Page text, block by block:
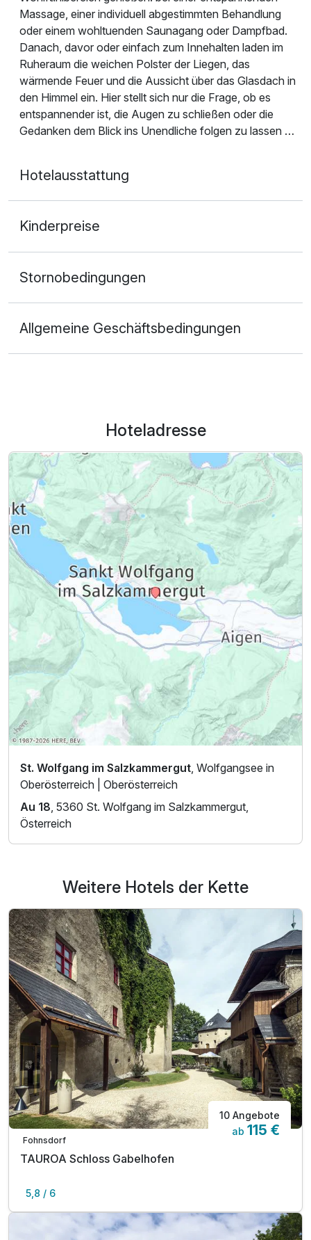
Massage, einer individuell abgestimmten Behandlung
oder einem wohltuenden Saunagang oder Dampfbad.
Danach, davor oder einfach zum Innehalten laden im
Ruheraum die weichen Polster der Liegen, das
wärmende Feuer und die Aussicht über das Glasdach in
den Himmel ein. Hier stellt sich nur die Frage, ob es
entspannender ist, die Augen zu schließen oder die
Gedanken dem Blick ins Unendliche folgen zu lassen …
Hotelausstattung
Kinderpreise
Stornobedingungen
Allgemeine Geschäftsbedingungen
Hoteladresse
St. Wolfgang im Salzkammergut, Wolfgangsee in
Oberösterreich | Oberösterreich
Au 18, 5360 St. Wolfgang im Salzkammergut,
Österreich
Weitere Hotels der Kette
Fohnsdorf
10 Angebote
ab 115 €
TAUROA Schloss Gabelhofen
5,8 / 6